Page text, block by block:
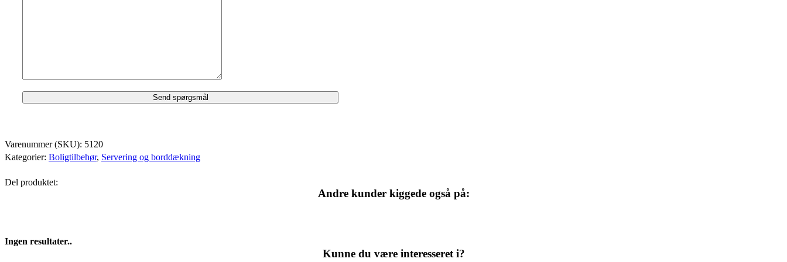
Varenummer (SKU): 5120
Kategorier: Boligtilbehør, Servering og borddækning
Del produktet:
Andre kunder kiggede også på:
Ingen resultater..
Kunne du være interesseret i?